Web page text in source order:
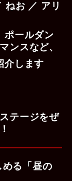
ねお ／ アリ
ポールダン
ンスなど、
介します
テージをぜ
る「昼の